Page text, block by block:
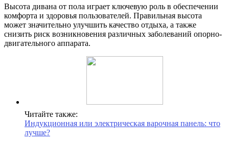
Высота дивана от пола играет ключевую роль в обеспечении
комфорта и здоровья пользователей. Правильная высота
может значительно улучшить качество отдыха, а также
снизить риск возникновения различных заболеваний опорно-
двигательного аппарата.
Читайте также:
Индукционная или электрическая варочная панель: что
лучше?